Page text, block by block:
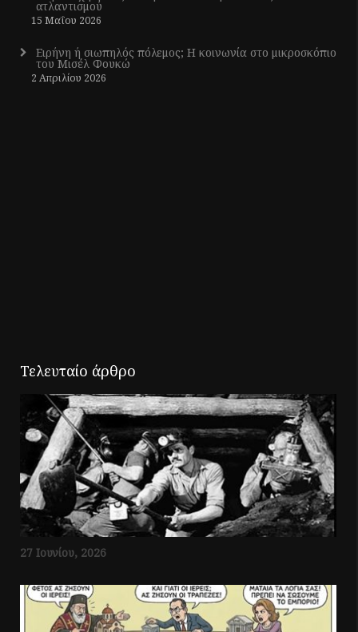
ατλαντισμού
15 Μαΐου 2026
Ειρήνη ή σιωπηλός πόλεμος; Η κοινωνία στο μικροσκόπιο
του Μισέλ Φουκώ
2 Απριλίου 2026
Τελευταίο άρθρο
27 Ιουνίου, 2026